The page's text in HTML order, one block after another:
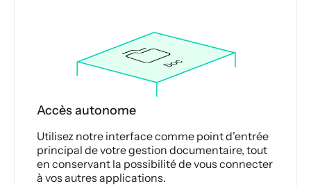
Accès autonome
Utilisez notre interface comme point d'entrée
principal de votre gestion documentaire, tout
en conservant la possibilité de vous connecter
à vos autres applications.